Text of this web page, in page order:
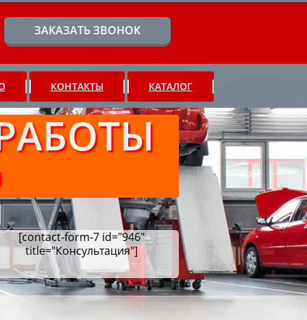
ЗАКАЗАТЬ ЗВОНОК
КОНТАКТЫ КАТАЛОГ
[contact-form-7 id="946"
title="Консультация"]